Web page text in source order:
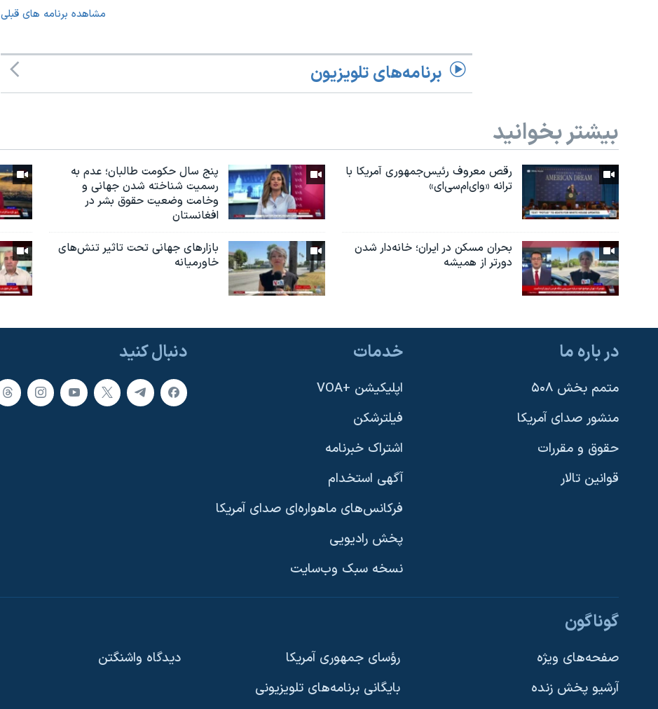
دنبال کنید
زبانهای مختلف
مشاهده برنامه های قبلی
برنامه‌های تلویزیون
بیشتر بخوانید
رقص معروف رئیس‌جمهوری آمریکا با
ترانه «وای‌ام‌سی‌ای»
پنج سال حکومت طالبان؛ عدم به
رسمیت شناخته شدن جهانی و
وخامت وضعیت حقوق بشر در
افغانستان
بحران مسکن در ایران؛ خانه‌دار شدن
دورتر از همیشه
بازارهای جهانی تحت تاثیر تنش‌های
خاورمیانه
دنبال کنید در باره ما
متمم بخش ۵۰۸
منشور صدای آمریکا
حقوق و مقررات
قوانین تالار
خدمات
اپلیکیشن +VOA
فیلترشکن
اشتراک خبرنامه
آگهی استخدام
فرکانس‌های ماهواره‌ای صدای آمریکا
پخش رادیویی
نسخه سبک وب‌سایت
گوناگون
صفحه‌های ویژه
آرشیو پخش زنده
رؤسای جمهوری آمریکا
بایگانی برنامه‌های تلویزیونی
دیدگاه‌ واشنگتن